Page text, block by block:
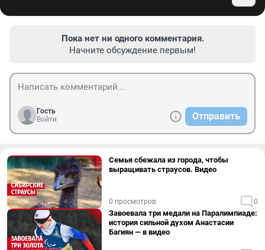
Пока нет ни одного комментария.
Начните обсуждение первым!
Гость
Войти
Отправить
Семья сбежала из города, чтобы
выращивать страусов. Видео
0 просмотров 0
Завоевала три медали на Паралимпиаде:
история сильной духом Анастасии
Багиян — в видео